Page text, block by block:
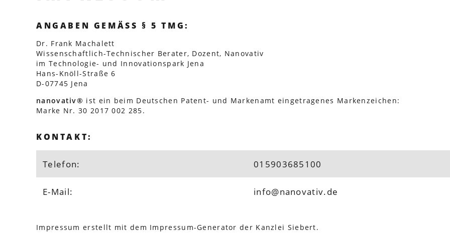
ANGABEN GEMÄSS § 5 TMG:
Dr. Frank Machalett
Wissenschaftlich-Technischer Berater, Dozent, Nanovativ
im Technologie- und Innovationspark Jena
Hans-Knöll-Straße 6
D-07745 Jena
nanovativ® ist ein beim Deutschen Patent- und Markenamt eingetragenes Markenzeichen:
Marke Nr. 30 2017 002 285.
KONTAKT:
Telefon: 015903685100
E-Mail: info@nanovativ.de
Impressum erstellt mit dem Impressum-Generator der Kanzlei Siebert.